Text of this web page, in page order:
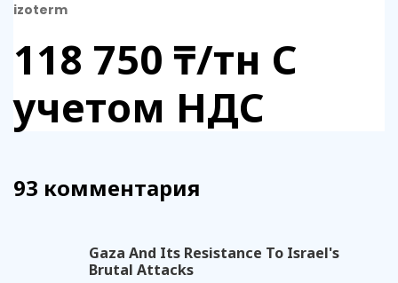
izoterm
118 750 ₸/тн С
учетом НДС
93 комментария
Gaza And Its Resistance To Israel's
Brutal Attacks